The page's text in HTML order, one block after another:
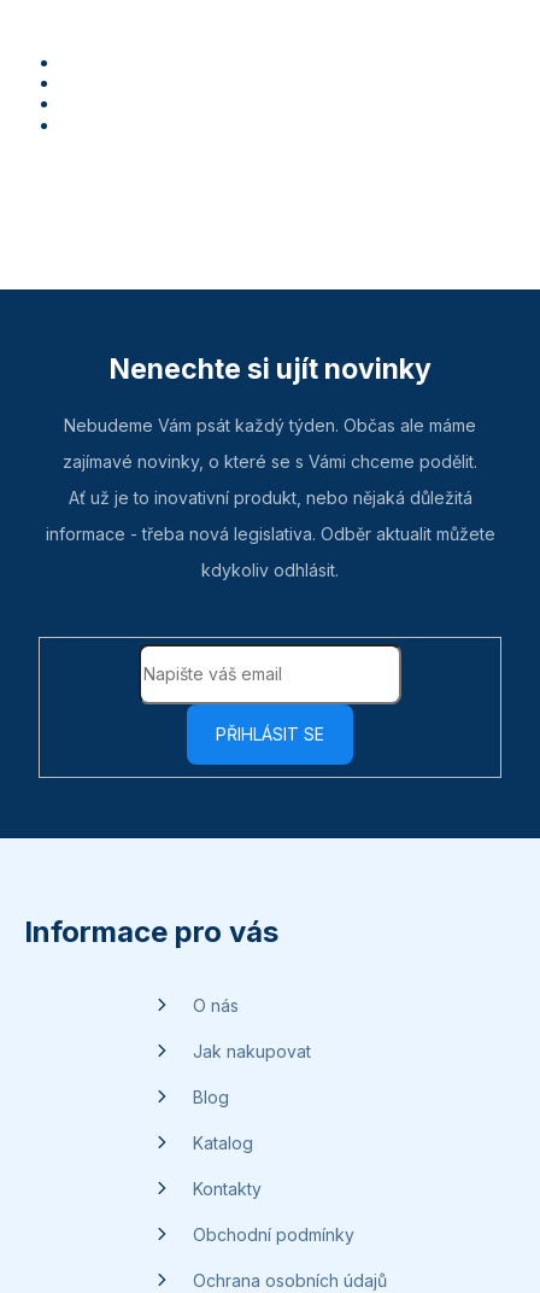
Nenechte si ujít novinky
Nebudeme Vám psát každý týden. Občas ale máme
zajímavé novinky, o které se s Vámi chceme podělit.
Ať už je to inovativní produkt, nebo nějaká důležitá
informace - třeba nová legislativa. Odběr aktualit můžete
kdykoliv odhlásit.
PŘIHLÁSIT SE
Informace pro vás
O nás
Jak nakupovat
Blog
Katalog
Kontakty
Obchodní podmínky
Ochrana osobních údajů